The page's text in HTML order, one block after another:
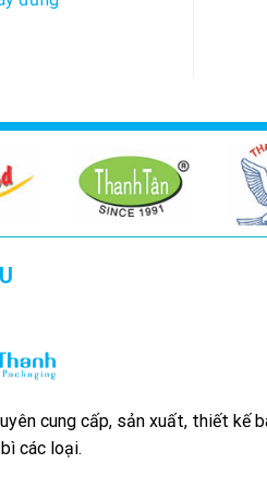
cung cấp, sản xuất, thiết kế
bì các loại.